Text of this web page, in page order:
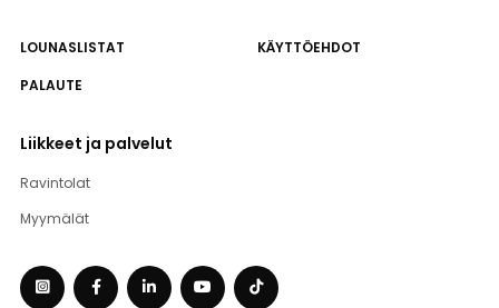
LOUNASLISTAT
KÄYTTÖEHDOT
PALAUTE
Liikkeet ja palvelut
Ravintolat
Myymälät